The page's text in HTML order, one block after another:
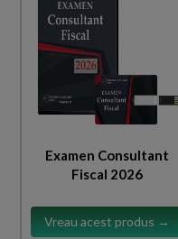
Examen Consultant
Fiscal 2026
Vreau acest produs →